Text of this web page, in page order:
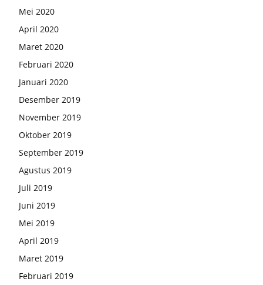
Mei 2020
April 2020
Maret 2020
Februari 2020
Januari 2020
Desember 2019
November 2019
Oktober 2019
September 2019
Agustus 2019
Juli 2019
Juni 2019
Mei 2019
April 2019
Maret 2019
Februari 2019